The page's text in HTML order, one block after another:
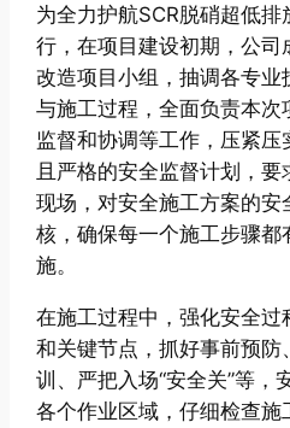
为全力护航SCR脱硝超低
行，在项目建设初期，公司
改造项目小组，抽调各专业
与施工过程，全面负责本
监督和协调等工作，压紧
且严格的安全监督计划，
现场，对安全施工方案的安
核，确保每一个施工步骤都
施。
在施工过程中，强化安全过
和关键节点，抓好事前预
训、严把入场“安全关”等，
各个作业区域，仔细检查施